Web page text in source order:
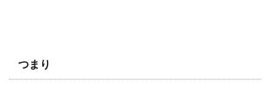
つまり